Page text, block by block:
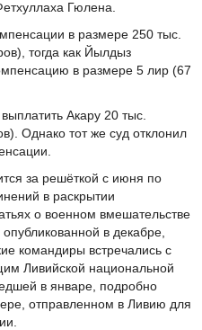
Гюлена.
в размере 250 тыс.
тогда как Йылдыз
в размере 5 лир (67
Акару 20 тыс.
Однако тот же суд отклонил
за решёткой с июня по
в раскрытии
о военном вмешательстве
в декабре,
командиры встречались с
Ливийской национальной
в январе, подробно
отправленном в Ливию для